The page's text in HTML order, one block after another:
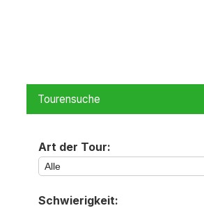
Tourensuche
Art der Tour:
Schwierigkeit: